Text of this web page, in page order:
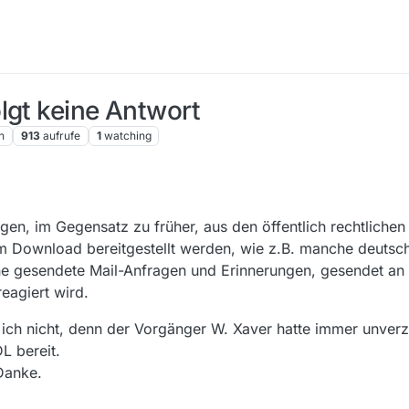
keine Antwort
913 aufrufe 1 watching
im Gegensatz zu früher, aus den öffentlich
Download bereitgestellt werden, wie z.B. manche
gesendete Mail-Anfragen und Erinnerungen, gesendet an
wird.
nicht, denn der Vorgänger W. Xaver hatte immer
bereit.